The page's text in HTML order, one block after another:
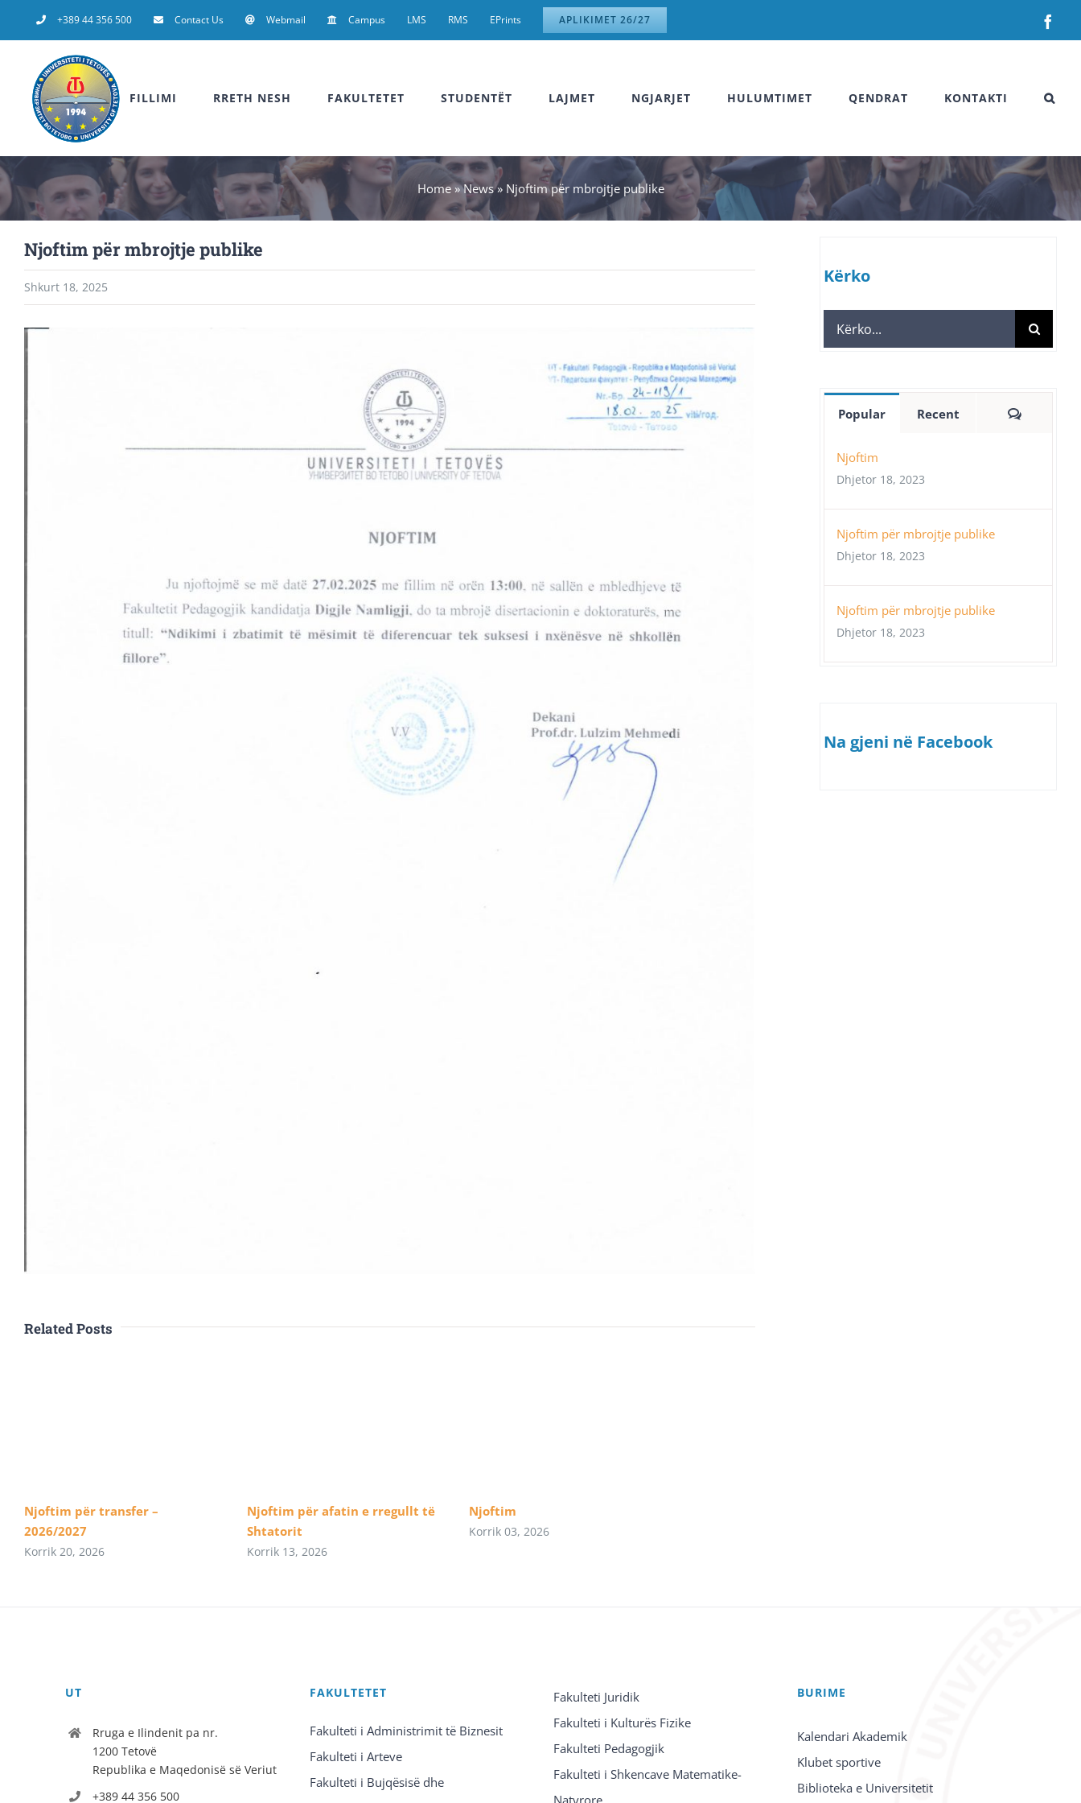
to
+389 44 356 500 Contact Us Webmail Campus LMS RMS EPrints APLIKIMET 26/27
FILLIMI RRETH NESH FAKULTETET STUDENTËT LAJMET NGJARJET HULUMTIMET QENDRAT KONTAKTI
Home»News» Njoftim për mbrojtje publike
Njoftim për mbrojtje publike
Shkurt 18, 2025
Related Posts
Njoftim për transfer –
2026/2027
Korrik 20, 2026
Njoftim për afatin e rregullt të
Shtatorit
Korrik 13, 2026
Njoftim
Korrik 03, 2026
Kërko
Search
for:
Popular Recent
Njoftim
Dhjetor 18, 2023
Njoftim për mbrojtje publike
Dhjetor 18, 2023
Njoftim për mbrojtje publike
Dhjetor 18, 2023
Na gjeni në Facebook
UT
Rruga e Ilindenit pa nr.
1200 Tetovë
Republika e Maqedonisë së Veriut
+389 44 356 500
FAKULTETET
Fakulteti i Administrimit të Biznesit
Fakulteti i Arteve
Fakulteti i Bujqësisë dhe
Fakulteti Juridik
Fakulteti i Kulturës Fizike
Fakulteti Pedagogjik
Fakulteti i Shkencave Matematike-
BURIME
Kalendari Akademik
Klubet sportive
Biblioteka e Universitetit